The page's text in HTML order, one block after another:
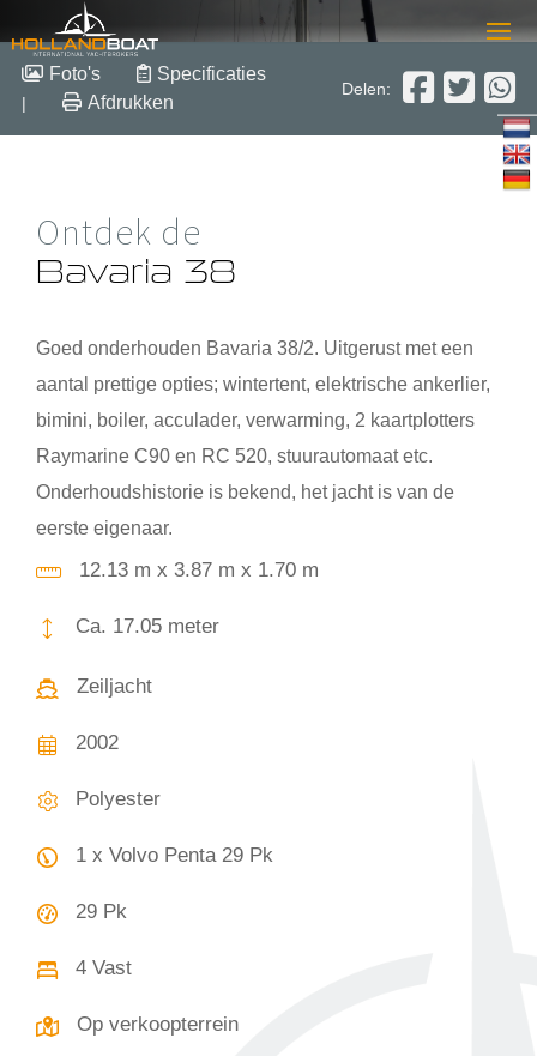
Bavaria 38
Verkocht
Foto's Specificaties
| Afdrukken
Delen:
Ontdek de
Bavaria 38
Goed onderhouden Bavaria 38/2. Uitgerust met een
aantal prettige opties; wintertent, elektrische ankerlier,
bimini, boiler, acculader, verwarming, 2 kaartplotters
Raymarine C90 en RC 520, stuurautomaat etc.
Onderhoudshistorie is bekend, het jacht is van de
eerste eigenaar.
12.13 m x 3.87 m x 1.70 m
Ca. 17.05 meter
Zeiljacht
2002
Polyester
1 x Volvo Penta 29 Pk
29 Pk
4 Vast
Op verkoopterrein